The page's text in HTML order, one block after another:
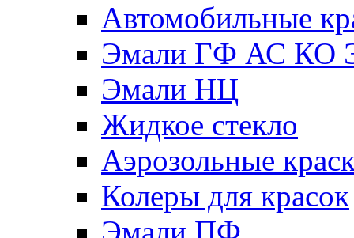
Автомобильные
Эмали ГФ АС КО
Эмали НЦ
Жидкое стекло
Аэрозольные
Колеры для красок